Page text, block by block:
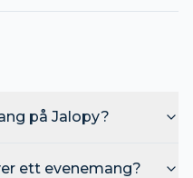
på Jalopy?
ett evenemang?